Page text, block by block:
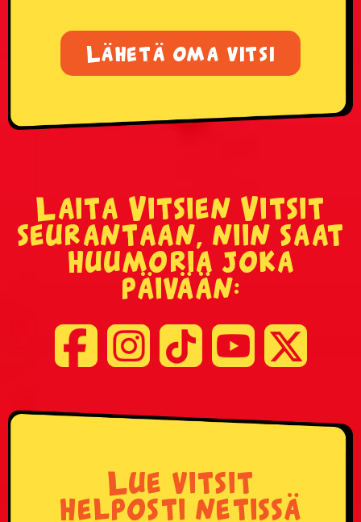
Lähetä oma vitsi
Laita Vitsien Vitsit
seurantaan, niin saat
huumoria joka
päivään:
Lue vitsit
helposti netissä